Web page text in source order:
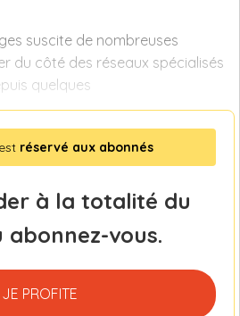
suscite de nombreuses
du côté des réseaux spécialisés
quelques
réservé aux abonnés
à la totalité du
abonnez-vous.
JE PROFITE